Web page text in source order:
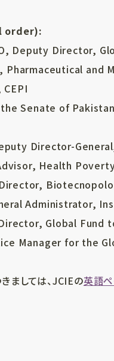
order):
Deputy Director,
Pharmaceutical and
CEPI
Senate of
Director-
Health
Administrator,
Global Fund
Manager for the
ましては、JCIEの英語